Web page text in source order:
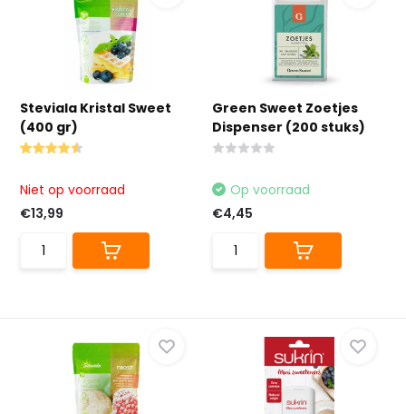
Steviala Kristal Sweet
(400 gr)
Niet op voorraad
€13,99
Green Sweet Zoetjes
Dispenser (200 stuks)
Op voorraad
€4,45